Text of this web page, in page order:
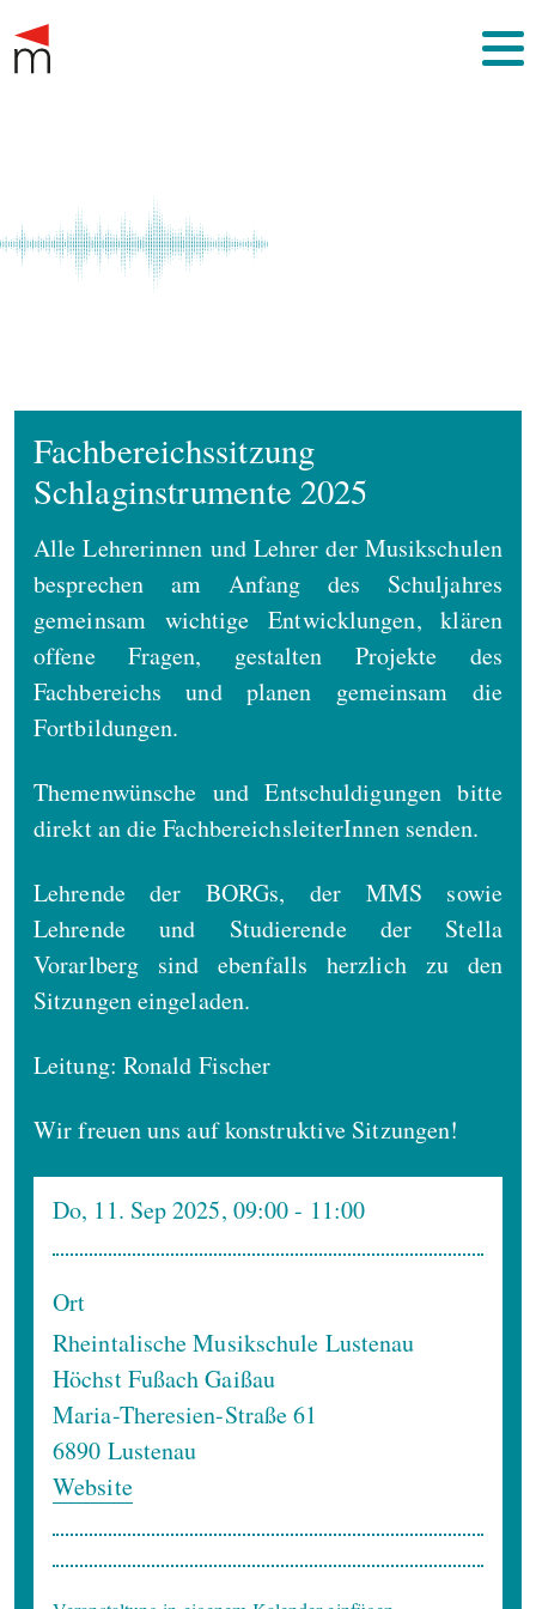
Fachbereichssitzung
Schlaginstrumente 2025
Alle Lehrerinnen und Lehrer der Musikschulen
besprechen am Anfang des Schuljahres
gemeinsam wichtige Entwicklungen, klären
offene Fragen, gestalten Projekte des
Fachbereichs und planen gemeinsam die
Fortbildungen.
Themenwünsche und Entschuldigungen bitte
direkt an die FachbereichsleiterInnen senden.
Lehrende der BORGs, der MMS sowie
Lehrende und Studierende der Stella
Vorarlberg sind ebenfalls herzlich zu den
Sitzungen eingeladen.
Leitung: Ronald Fischer
Wir freuen uns auf konstruktive Sitzungen!
Do, 11. Sep 2025, 09:00- 11:00
Ort
Rheintalische Musikschule Lustenau
Höchst Fußach Gaißau
Maria-Theresien-Straße 61
6890 Lustenau
Website